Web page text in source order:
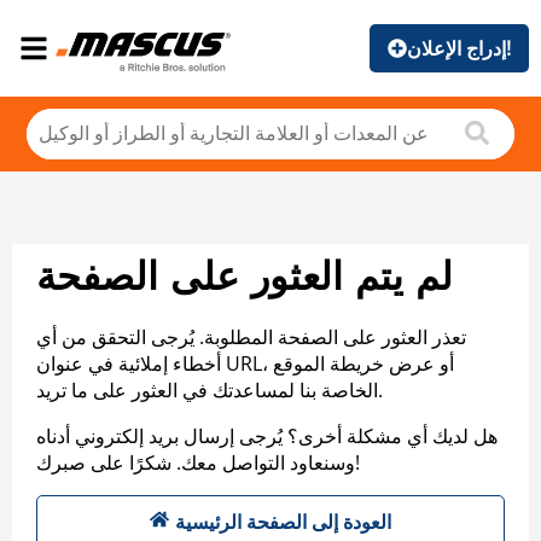
إدراج الإعلان!
لم يتم العثور على الصفحة
تعذر العثور على الصفحة المطلوبة. يُرجى التحقق من أي
أخطاء إملائية في عنوان URL، أو عرض خريطة الموقع
الخاصة بنا لمساعدتك في العثور على ما تريد.
هل لديك أي مشكلة أخرى؟ يُرجى إرسال بريد إلكتروني أدناه
وسنعاود التواصل معك. شكرًا على صبرك!
العودة إلى الصفحة الرئيسية